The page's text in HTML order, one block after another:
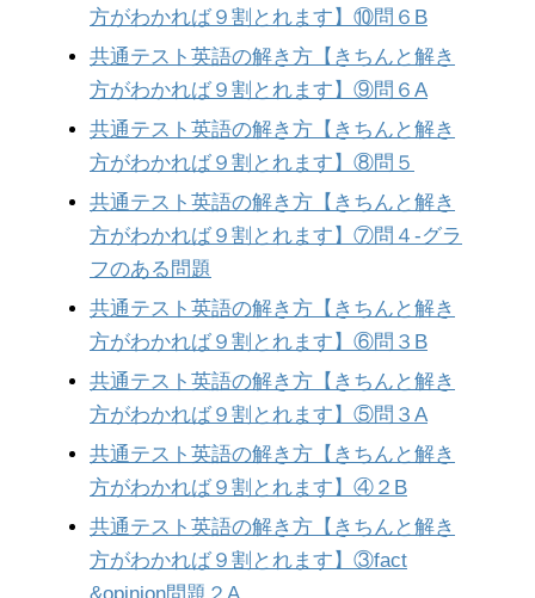
方がわかれば９割とれます】⑩問６B
共通テスト英語の解き方【きちんと解き
方がわかれば９割とれます】⑨問６A
共通テスト英語の解き方【きちんと解き
方がわかれば９割とれます】⑧問５
共通テスト英語の解き方【きちんと解き
方がわかれば９割とれます】⑦問４-グラ
フのある問題
共通テスト英語の解き方【きちんと解き
方がわかれば９割とれます】⑥問３B
共通テスト英語の解き方【きちんと解き
方がわかれば９割とれます】⑤問３A
共通テスト英語の解き方【きちんと解き
方がわかれば９割とれます】④２B
共通テスト英語の解き方【きちんと解き
方がわかれば９割とれます】③fact